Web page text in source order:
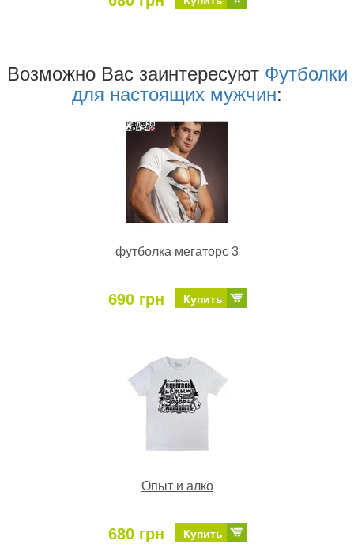
Возможно Ваc заинтересуют Футболки
для настоящих мужчин:
футболка мегаторс 3
690 грн Купить
Опыт и алко
680 грн Купить